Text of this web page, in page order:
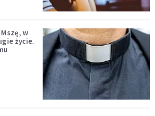
w
życie.